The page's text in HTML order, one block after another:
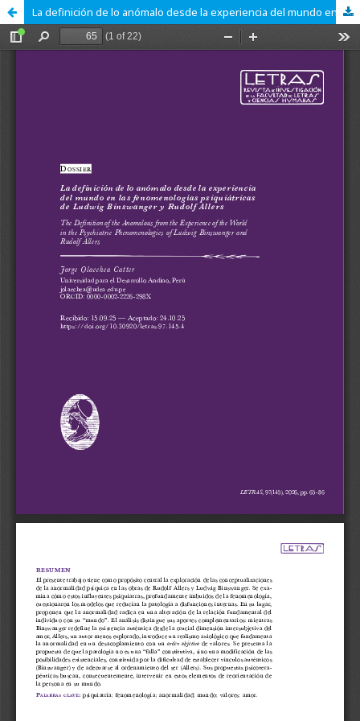
La definición de lo anómalo desde la experiencia del mundo en las fenomenologías psiquiátricas de Ludwig Binswanger y Rudolf Allers